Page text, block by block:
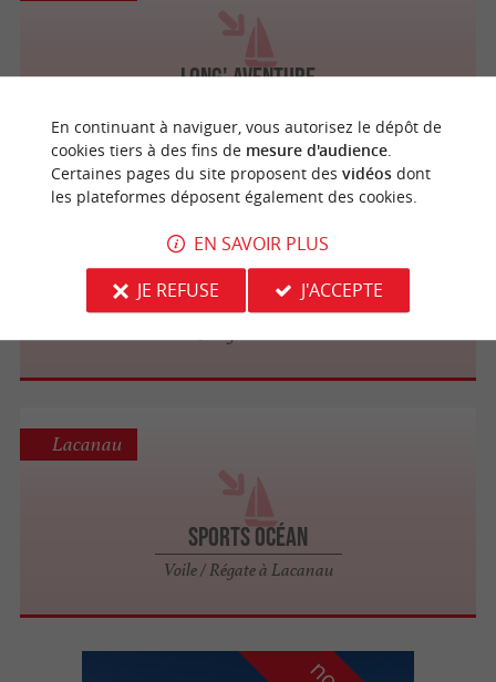
Long' Aventure
Voile Lacanau Guyenne
Lacanau
Sports Océan
Voile / Régate à Lacanau
Lacanau
En continuant à naviguer, vous autorisez le dépôt de
cookies tiers à des fins de mesure d'audience.
Certaines pages du site proposent des vidéosdont
les plateformes déposent également des cookies.
EN SAVOIR PLUS
JE REFUSE
J'ACCEPTE